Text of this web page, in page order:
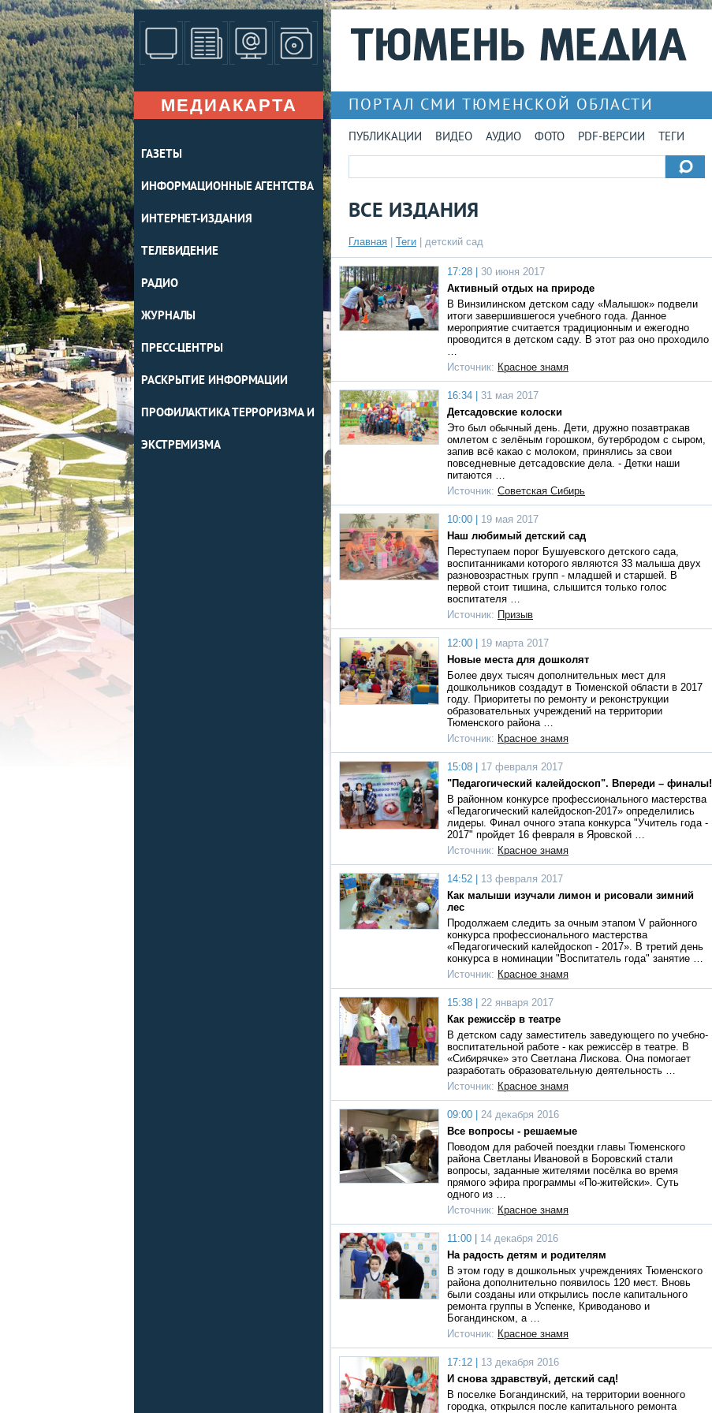
МЕДИАКАРТА
ГАЗЕТЫ
ИНФОРМАЦИОННЫЕ АГЕНТСТВА
ИНТЕРНЕТ-ИЗДАНИЯ
ТЕЛЕВИДЕНИЕ
РАДИО
ЖУРНАЛЫ
ПРЕСС-ЦЕНТРЫ
РАСКРЫТИЕ ИНФОРМАЦИИ
ПРОФИЛАКТИКА ТЕРРОРИЗМА И
ЭКСТРЕМИЗМА
ПОРТАЛ СМИ ТЮМЕНСКОЙ ОБЛАСТИ
ПУБЛИКАЦИИ ВИДЕО АУДИО ФОТО PDF-ВЕРСИИ ТЕГИ
ВСЕ ИЗДАНИЯ
Главная Теги | детский сад
17:28 |
30 июня 2017
Активный отдых на природе
В Винзилинском детском саду «Малышок» подвели
итоги завершившегося учебного года. Данное
мероприятие считается традиционным и ежегодно
проводится в детском саду. В этот раз оно проходило
…
Источник: Красное знамя
16:34 |
31 мая 2017
Детсадовские колоски
Это был обычный день. Дети, дружно позавтракав
омлетом с зелёным горошком, бутербродом с сыром,
запив всё какао с молоком, принялись за свои
повседневные детсадовские дела. - Детки наши
питаются …
Источник: Советская Сибирь
10:00 |
19 мая 2017
Наш любимый детский сад
Переступаем порог Бушуевского детского сада,
воспитанниками которого являются 33 малыша двух
разновозрастных групп - младшей и старшей. В
первой стоит тишина, слышится только голос
воспитателя …
Источник: Призыв
12:00 |
19 марта 2017
Новые места для дошколят
Более двух тысяч дополнительных мест для
дошкольников создадут в Тюменской области в 2017
году. Приоритеты по ремонту и реконструкции
образовательных учреждений на территории
Тюменского района …
Источник: Красное знамя
15:08 |
17 февраля 2017
"Педагогический калейдоскоп". Впереди – финалы!
В районном конкурсе профессионального мастерства
«Педагогический калейдоскоп-2017» определились
лидеры. Финал очного этапа конкурса "Учитель года -
2017" пройдет 16 февраля в Яровской …
Источник: Красное знамя
14:52 |
13 февраля 2017
Как малыши изучали лимон и рисовали зимний
лес
Продолжаем следить за очным этапом V районного
конкурса профессионального мастерства
«Педагогический калейдоскоп - 2017». В третий день
конкурса в номинации "Воспитатель года" занятие …
Источник: Красное знамя
15:38 |
22 января 2017
Как режиссёр в театре
В детском саду заместитель заведующего по учебно-
воспитательной работе - как режиссёр в театре. В
«Сибирячке» это Светлана Лискова. Она помогает
разработать образовательную деятельность …
Источник: Красное знамя
09:00 |
24 декабря 2016
Все вопросы - решаемые
Поводом для рабочей поездки главы Тюменского
района Светланы Ивановой в Боровский стали
вопросы, заданные жителями посёлка во время
прямого эфира программы «По-житейски». Суть
одного из …
Источник: Красное знамя
11:00 |
14 декабря 2016
На радость детям и родителям
В этом году в дошкольных учреждениях Тюменского
района дополнительно появилось 120 мест. Вновь
были созданы или открылись после капитального
ремонта группы в Успенке, Криводаново и
Богандинском, а …
Источник: Красное знамя
17:12 |
13 декабря 2016
И снова здравствуй, детский сад!
В поселке Богандинский, на территории военного
городка, открылся после капитального ремонта